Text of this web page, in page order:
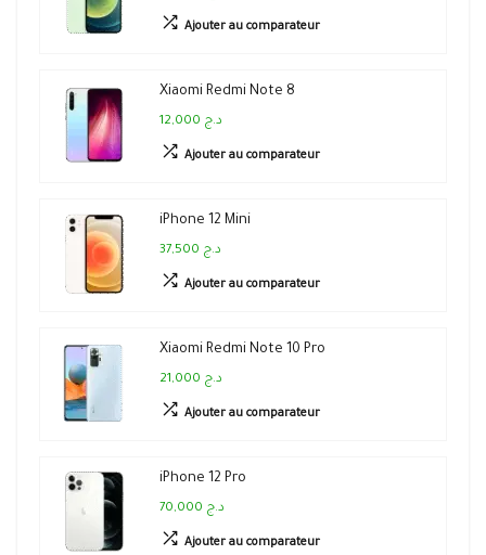
Ajouter au comparateur
Xiaomi Redmi Note 8
12,000 د.ج
Ajouter au comparateur
iPhone 12 Mini
37,500 د.ج
Ajouter au comparateur
Xiaomi Redmi Note 10 Pro
21,000 د.ج
Ajouter au comparateur
iPhone 12 Pro
70,000 د.ج
Ajouter au comparateur